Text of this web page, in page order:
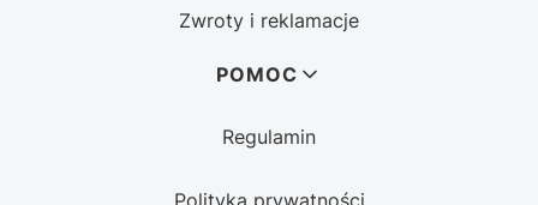
Zwroty i reklamacje
POMOC
Regulamin
Polityka prywatności